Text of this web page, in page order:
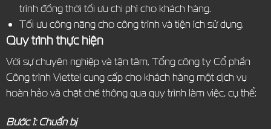
trình đồng thời tối ưu chi phí cho khách hàng.
Tối ưu công năng cho công trình và tiện ích sử dụng.
Quy trình thực hiện
Với sự chuyên nghiệp và tận tâm, Tổng công ty Cổ phần
Công trình Viettel cung cấp cho khách hàng một dịch vụ
hoàn hảo và chặt chẽ thông qua quy trình làm việc, cụ thể:
Bước 1: Chuẩn bị